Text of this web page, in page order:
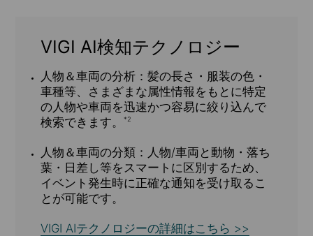
VIGI AI検知テクノロジー
人物＆車両の分析：髪の長さ・服装の色・
車種等、さまざまな属性情報をもとに特定
の人物や車両を迅速かつ容易に絞り込んで
検索できます。*2
人物＆車両の分類： 人物/車両と動物・落ち
葉・日差し等をスマートに区別するため、
イベント発生時に正確な通知を受け取るこ
とが可能です。
VIGI AIテクノロジーの詳細はこちら >>